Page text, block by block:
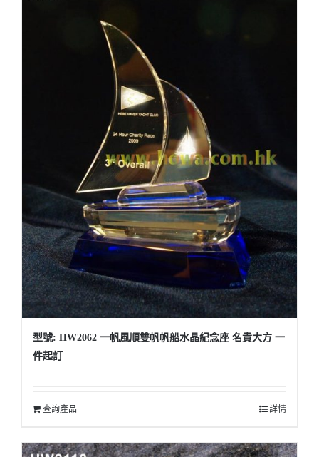
型號: HW2062 一帆風順雙帆帆船水晶紀念座 名貴大方 一
件起訂
查詢產品 詳情